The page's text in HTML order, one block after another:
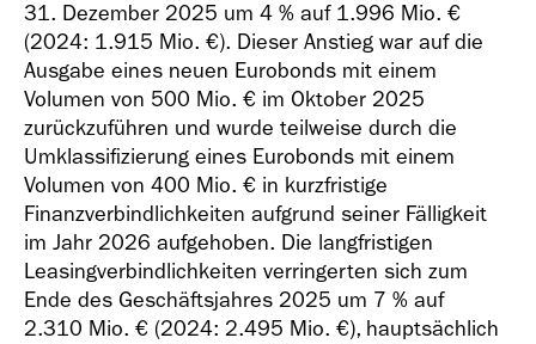
31. Dezember 2025 um 4 % auf 1.996 Mio. €
(2024: 1.915 Mio. €). Dieser Anstieg war auf die
Ausgabe eines neuen Eurobonds mit einem
Volumen von 500 Mio. € im Oktober 2025
zurückzuführen und wurde teilweise durch die
Umklassifizierung eines Eurobonds mit einem
Volumen von 400 Mio. € in kurzfristige
Finanzverbindlichkeiten aufgrund seiner Fälligkeit
im Jahr 2026 aufgehoben. Die langfristigen
Leasingverbindlichkeiten verringerten sich zum
Ende des Geschäftsjahres 2025 um 7 % auf
2.310 Mio. € (2024: 2.495 Mio. €), hauptsächlich